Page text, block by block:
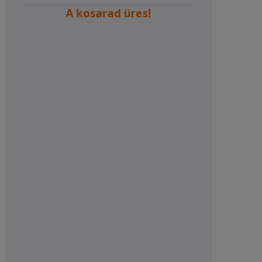
A kosarad üres!